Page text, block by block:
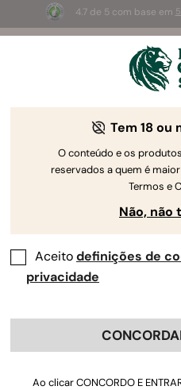
4.7 de 5 com base em
Summer
de desconto! ⏤
O Guia de Cultivo da
Localizador de Guias
Automatic
ByLuke Sumpter
Tem 18 ou
O conteúdo e os
reservados a quem é
Termos e
Não, não
Aceitodefinições de
privacidade
Ao clicar CONCORDO E